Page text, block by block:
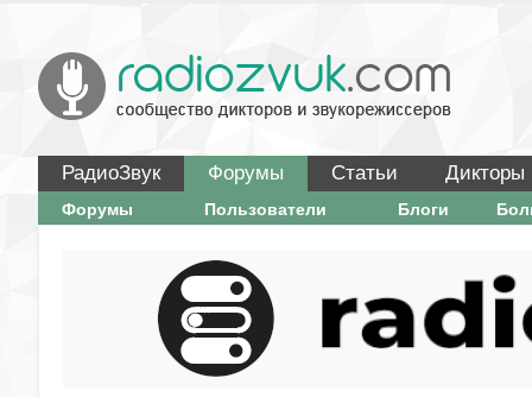
РадиоЗвук Форумы Статьи Дикторы
Форумы Пользователи Блоги